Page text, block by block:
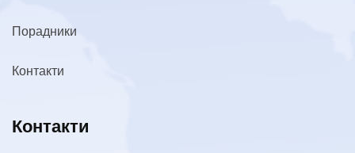
Порадники
Контакти
Контакти